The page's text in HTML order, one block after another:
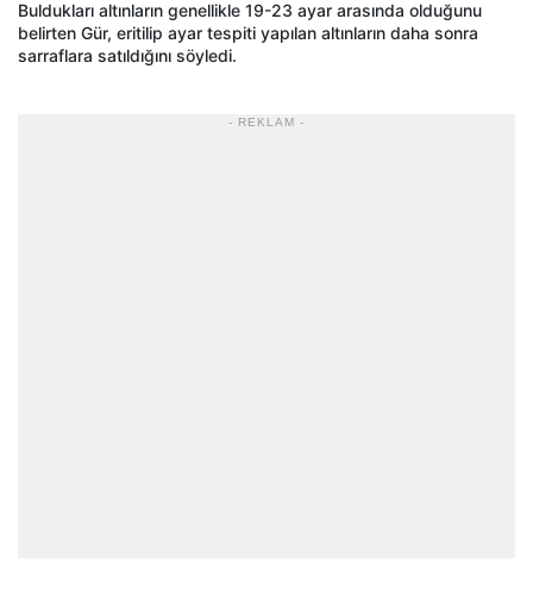
Buldukları altınların genellikle 19-23 ayar arasında olduğunu
belirten Gür, eritilip ayar tespiti yapılan altınların daha sonra
sarraflara satıldığını söyledi.
- REKLAM -